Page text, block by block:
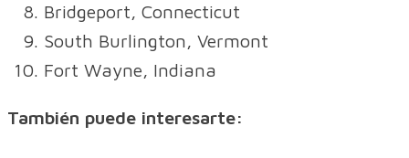
Bridgeport, Connecticut
South Burlington, Vermont
Fort Wayne, Indiana
También puede interesarte: